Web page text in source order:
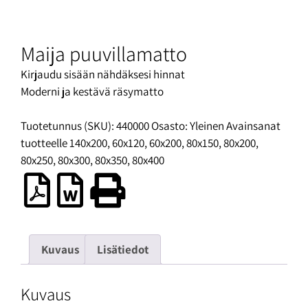
Maija puuvillamatto
Kirjaudu sisään nähdäksesi hinnat
Moderni ja kestävä räsymatto
Tuotetunnus (SKU):440000Osasto:YleinenAvainsanat
tuotteelle140x200,60x120,60x200,80x150,80x200,
80x250,80x300,80x350,80x400
Kuvaus Lisätiedot
Kuvaus